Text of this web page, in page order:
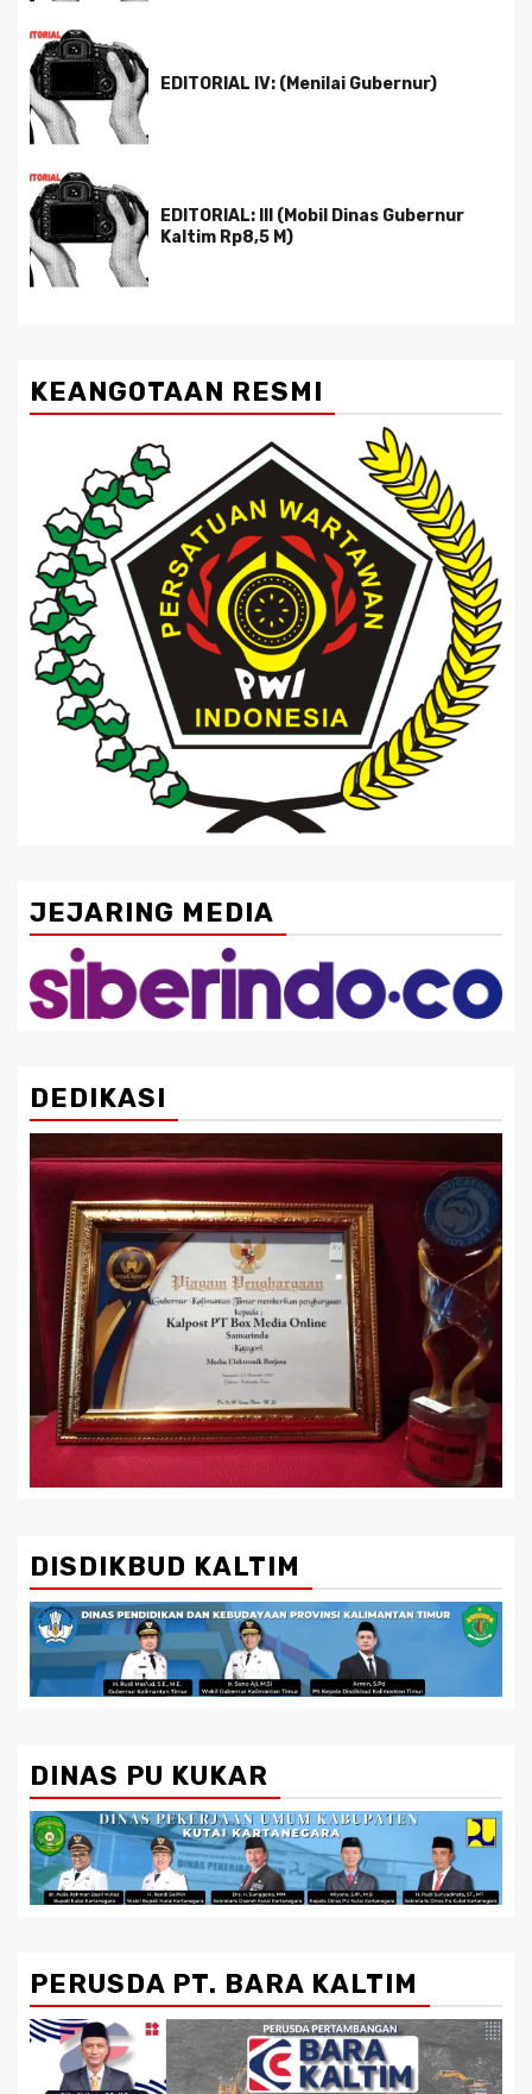
EDITORIAL IV: (Menilai Gubernur)
EDITORIAL: III (Mobil Dinas Gubernur
Kaltim Rp8,5 M)
KEANGOTAAN RESMI
JEJARING MEDIA
DEDIKASI
DISDIKBUD KALTIM
DINAS PU KUKAR
PERUSDA PT. BARA KALTIM